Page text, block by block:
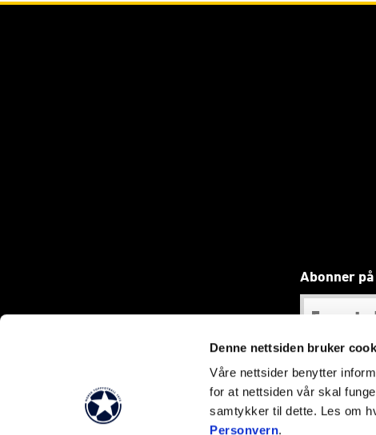
Denne nettsiden bruker
Våre nettsider benytter
for at nettsiden vår skal
samtykker til dette. Les om
Personvern.
Abonner